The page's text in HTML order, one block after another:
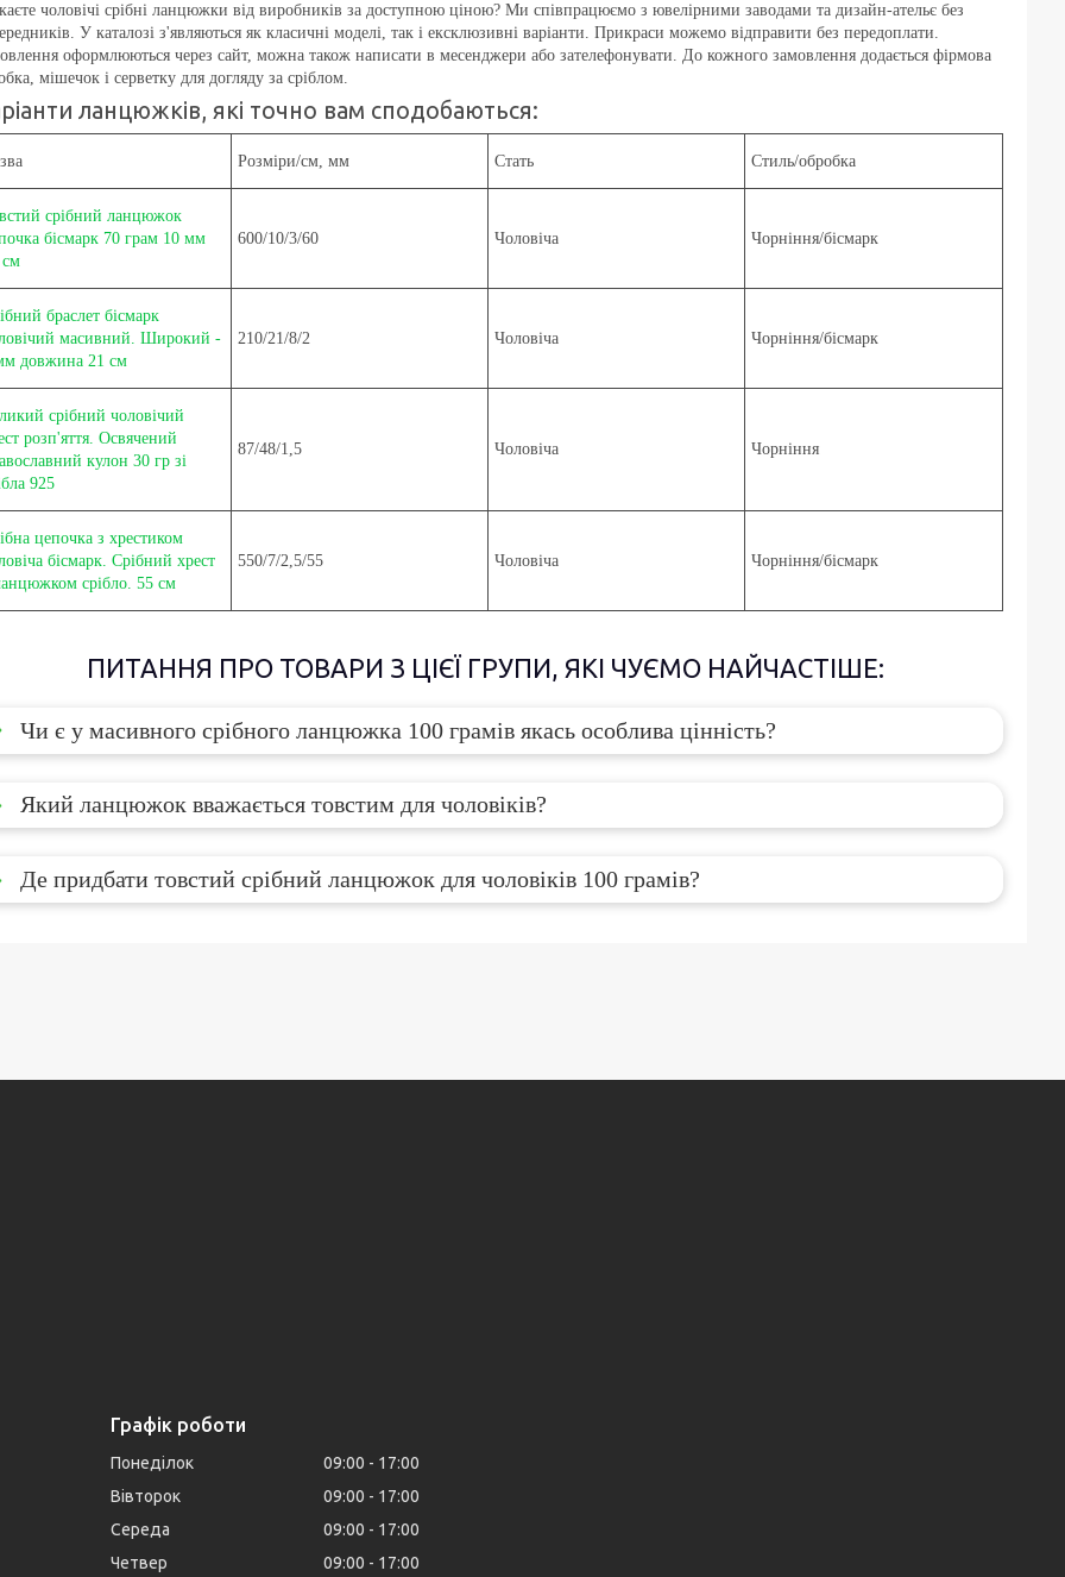
чоловічі срібні ланцюжки від виробників за доступною ціною? Ми співпрацюємо з ювелірними заводами та дизайн-ательє без
У каталозі з'являються як класичні моделі, так і ексклюзивні варіанти. Прикраси можемо відправити без передоплати.
оформлюються через сайт, можна також написати в месенджери або зателефонувати. До кожного замовлення додається фірмова
мішечок і серветку для догляду за сріблом.
ланцюжків, які точно вам сподобаються:
Розміри/см, мм Стать Стиль/обробка
срібний ланцюжок
бісмарк 70 грам 10 мм
600/10/3/60 Чоловіча Чорніння/бісмарк
браслет бісмарк
масивний. Широкий -
довжина 21 см
210/21/8/2 Чоловіча Чорніння/бісмарк
срібний чоловічий
розп'яття. Освячений
кулон 30 гр зі
925
87/48/1,5 Чоловіча Чорніння
цепочка з хрестиком
бісмарк. Срібний хрест
срібло. 55 см
550/7/2,5/55 Чоловіча Чорніння/бісмарк
ПИТАННЯ ПРО ТОВАРИ З ЦІЄЇ ГРУПИ, ЯКІ ЧУЄМО НАЙЧАСТІШЕ:
Чи є у масивного срібного ланцюжка 100 грамів якась особлива цінність?
Який ланцюжок вважається товстим для чоловіків?
Де придбати товстий срібний ланцюжок для чоловіків 100 грамів?
Графік роботи
Понеділок 09:00
17:00
Вівторок
09:00
17:00
Середа
09:00
17:00
Четвер
09:00 17:00